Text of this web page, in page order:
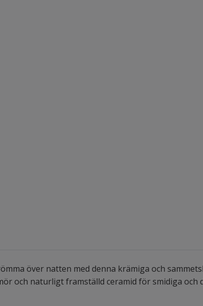
över natten med denna krämiga och
och naturligt framställd ceramid för smidiga